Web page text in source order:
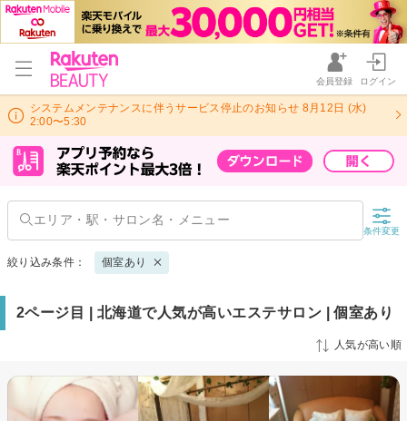
会員登録 ログイン
システムメンテナンスに伴うサービス停止のお知らせ 8月12日 (水)
2:00〜5:30
条件変更
絞り込み条件： 個室あり
2ページ目 | 北海道で人気が高いエステサロン | 個室あり
人気が高い順